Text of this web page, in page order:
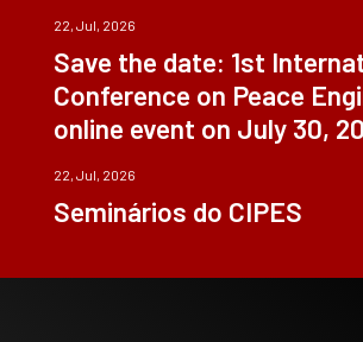
22, Jul, 2026
Save the date: 1st
Conference on Peace
online event on July 30,
22, Jul, 2026
Seminários do CIPES